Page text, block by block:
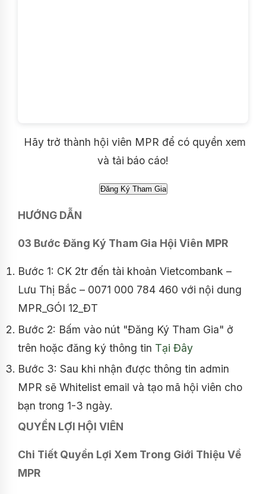
Hãy trở thành hội viên MPR để có quyền xem
và tải báo cáo!
HƯỚNG DẪN
03 Bước Đăng Ký Tham Gia Hội Viên MPR
Bước 1: CK 2tr đến tài khoản Vietcombank –
Lưu Thị Bắc – 0071 000 784 460 với nội dung
MPR_GÓI 12_ĐT
Bước 2: Bấm vào nút "Đăng Ký Tham Gia" ở
trên hoặc đăng ký thông tin Tại Đây
Bước 3: Sau khi nhận được thông tin admin
MPR sẽ Whitelist email và tạo mã hội viên cho
bạn trong 1-3 ngày.
QUYỀN LỢI HỘI VIÊN
Chi Tiết Quyền Lợi Xem Trong Giới Thiệu Về
MPR